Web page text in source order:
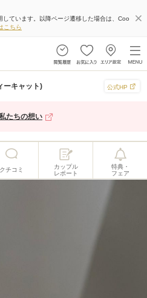
ています。以降ページ遷移した場合は、Coo
こちら
ーキャット) 公式HP
たちの想い
クチコミ
カップル
レポート
特典・
フェア